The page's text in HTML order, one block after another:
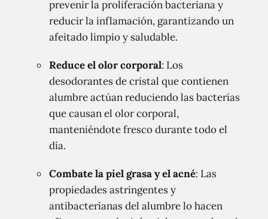
prevenir la proliferación bacteriana y
reducir la inflamación, garantizando un
afeitado limpio y saludable.
Reduce el olor corporal: Los
desodorantes de cristal que contienen
alumbre actúan reduciendo las bacterias
que causan el olor corporal,
manteniéndote fresco durante todo el
día.
Combate la piel grasa y el acné: Las
propiedades astringentes y
antibacterianas del alumbre lo hacen